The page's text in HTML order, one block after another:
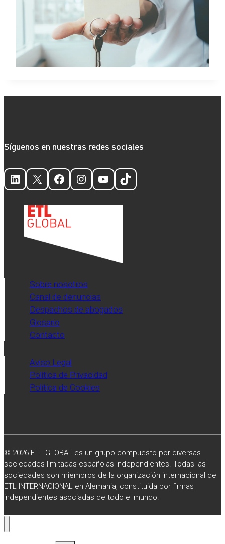
Síguenos en nuestras redes sociales
LinkedIn
X Facebook
Instagram
YouTube
TikTok
Sobre nosotros
Canal de denuncias
Despachos de abogados
Glosario
Contacto
Aviso Legal
Política de Privacidad
Política de Cookies
© 2026 ETL GLOBAL es un grupo compuesto por diversas
sociedades limitadas españolas independientes. Todas las
sociedades son miembros de la organización internacional de
ETL INTERNACIONAL en Alemania, constituida por firmas
independientes asociadas de todo el mundo.